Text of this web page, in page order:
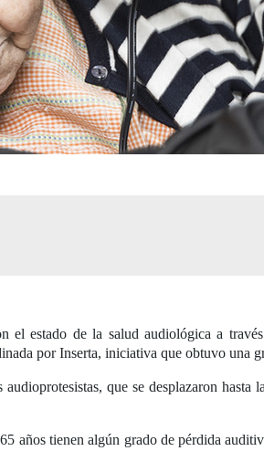
el estado de la salud audiológica a
por Inserta, iniciativa que obtuvo una
que se desplazaron hasta
años tienen algún grado de pérdida